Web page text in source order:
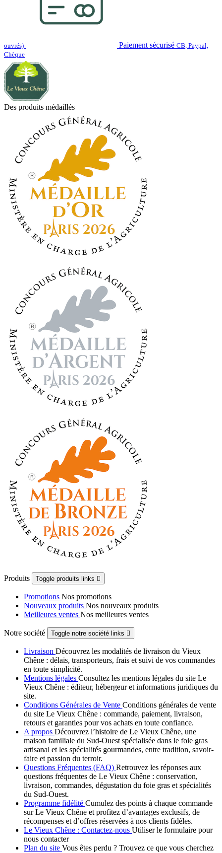
ouvrés) Paiement sécurisé CB, Paypal,
Chèque
Des produits médaillés
Produits Toggle produits links 
Promotions Nos promotions
Nouveaux produits Nos nouveaux produits
Meilleures ventes Nos meilleures ventes
Notre société Toggle notre société links 
Livraison Découvrez les modalités de livraison du Vieux
Chêne : délais, transporteurs, frais et suivi de vos commandes
en toute simplicité.
Mentions légales Consultez les mentions légales du site Le
Vieux Chêne : éditeur, hébergeur et informations juridiques du
site.
Conditions Générales de Vente Conditions générales de vente
du site Le Vieux Chêne : commande, paiement, livraison,
retours et garanties pour vos achats en toute confiance.
A propos Découvrez l’histoire de Le Vieux Chêne, une
maison familiale du Sud-Ouest spécialisée dans le foie gras
artisanal et les spécialités gourmandes, entre tradition, savoir-
faire et passion du terroir.
Questions Fréquentes (FAQ) Retrouvez les réponses aux
questions fréquentes de Le Vieux Chêne : conservation,
livraison, commandes, dégustation du foie gras et spécialités
du Sud-Ouest.
Programme fidélité Cumulez des points à chaque commande
sur Le Vieux Chêne et profitez d’avantages exclusifs, de
récompenses et d’offres réservées à nos clients fidèles.
Le Vieux Chêne : Contactez-nous Utiliser le formulaire pour
nous contacter
Plan du site Vous êtes perdu ? Trouvez ce que vous cherchez